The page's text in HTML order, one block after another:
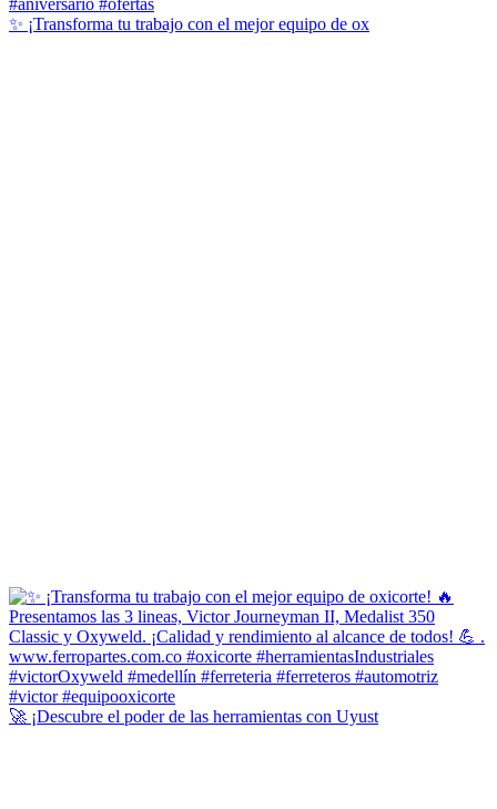
✨ ¡Transforma tu trabajo con el mejor equipo de ox
🚀 ¡Descubre el poder de las herramientas con Uyust